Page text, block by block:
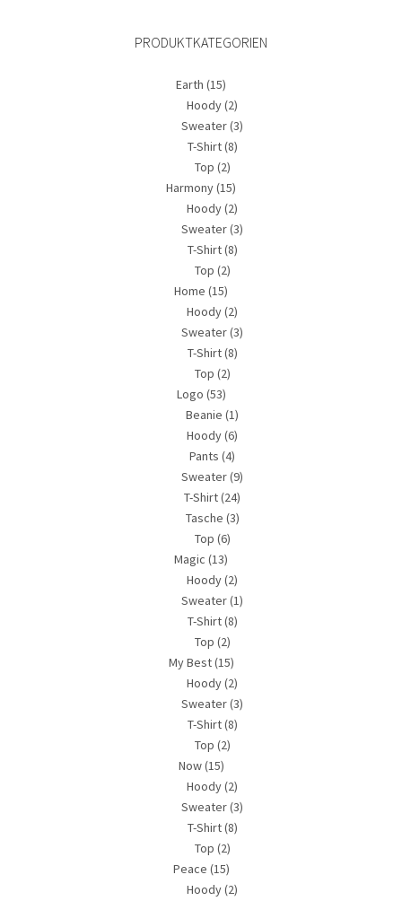
PRODUKTKATEGORIEN
Earth (15)
Hoody(2)
Sweater(3)
T-Shirt(8)
Top (2)
Harmony(15)
Hoody(2)
Sweater(3)
T-Shirt(8)
Top (2)
Home (15)
Hoody(2)
Sweater(3)
T-Shirt(8)
Top (2)
Logo (53)
Beanie (1)
Hoody(6)
Pants (4)
Sweater(9)
T-Shirt(24)
Tasche (3)
Top (6)
Magic (13)
Hoody(2)
Sweater(1)
T-Shirt(8)
Top (2)
My Best(15)
Hoody(2)
Sweater(3)
T-Shirt(8)
Top (2)
Now(15)
Hoody(2)
Sweater(3)
T-Shirt(8)
Top (2)
Peace (15)
Hoody(2)